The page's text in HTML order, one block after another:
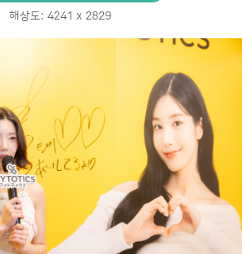
해상도: 4241 x 2829